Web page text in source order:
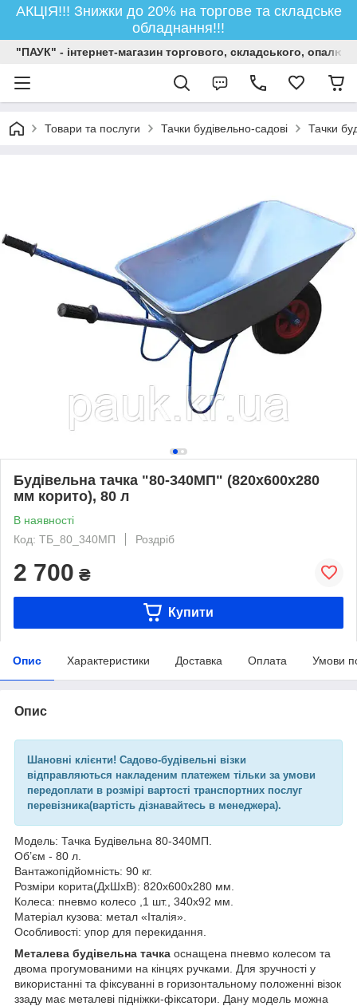
АКЦІЯ!!! Знижки до 20% на торгове та складське
обладнання!!!
"ПАУК" - інтернет-магазин торгового, складського,
Товари та послуги Тачки будівельно-садові Тачки
Будівельна тачка "80-340МП" (820х600х280
мм корито), 80 л
В наявності
Код: ТБ_80_340МП
Роздріб
2 700 ₴
Купити
Опис Характеристики Доставка Оплата Умови
Опис
Шановні клієнти! Садово-будівельні візки
відправляються накладеним платежем тільки за умови
передоплати в розмірі вартості транспортних послуг
перевізника(вартість дізнавайтесь в менеджера).
Модель: Тачка Будівельна 80-340МП.
Об’єм - 80 л.
Вантажопідйомність: 90 кг.
Розміри корита(ДхШхВ): 820х600х280 мм.
Колеса: пневмо колесо ,1 шт., 340х92 мм.
Матеріал кузова: метал «Італія».
Особливості: упор для перекидання.
Металева будівельна тачка оснащена пневмо колесом та
двома прогумованими на кінцях ручками. Для зручності у
використанні та фіксуванні в горизонтальному положенні візок
ззаду має металеві підніжки-фіксатори. Дану модель можна